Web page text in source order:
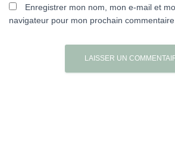
Enregistrer mon nom, mon e-mail et
navigateur pour mon prochain commentaire.